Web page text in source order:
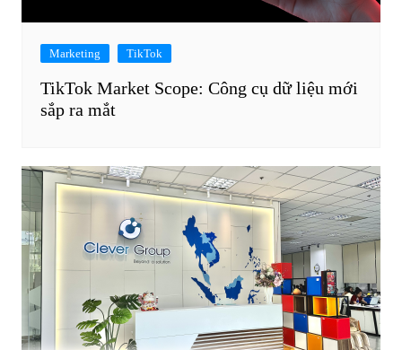
Marketing TikTok
TikTok Market Scope: Công cụ dữ liệu mới
sắp ra mắt